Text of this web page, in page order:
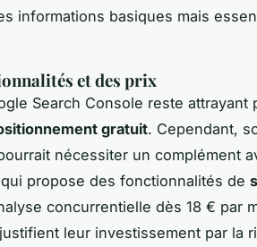
informations basiques mais
et des prix
Search Console reste attrayant
gratuit. Cependant,
nécessiter un complément
propose des fonctionnalités de
concurrentielle dès 18 € par
leur investissement par la